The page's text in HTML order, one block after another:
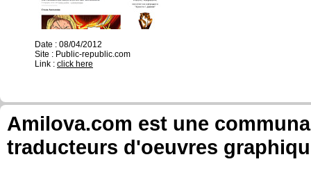
Date : 08/04/2012
Site : Public-republic.com
Link : click here
Amilova.com est une
traducteurs d'oeuvres